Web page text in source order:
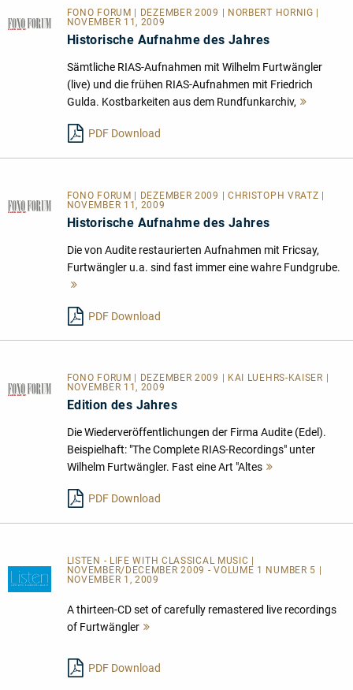
FONO FORUM | DEZEMBER 2009 | NORBERT HORNIG |
NOVEMBER 11, 2009
Historische Aufnahme des Jahres
Sämtliche RIAS-Aufnahmen mit Wilhelm Furtwängler
(live) und die frühen RIAS-Aufnahmen mit Friedrich
Gulda. Kostbarkeiten aus dem Rundfunkarchiv,
PDF Download
FONO FORUM | DEZEMBER 2009 | CHRISTOPH VRATZ |
NOVEMBER 11, 2009
Historische Aufnahme des Jahres
Die von Audite restaurierten Aufnahmen mit Fricsay,
Furtwängler u.a. sind fast immer eine wahre Fundgrube.
PDF Download
FONO FORUM | DEZEMBER 2009 | KAI LUEHRS-KAISER |
NOVEMBER 11, 2009
Edition des Jahres
Die Wiederveröffentlichungen der Firma Audite (Edel).
Beispielhaft: "The Complete RIAS-Recordings" unter
Wilhelm Furtwängler. Fast eine Art "Altes
PDF Download
LISTEN - LIFE WITH CLASSICAL MUSIC |
NOVEMBER/DECEMBER 2009 - VOLUME 1 NUMBER 5 |
NOVEMBER 1, 2009
A thirteen-CD set of carefully remastered live recordings
of Furtwängler
PDF Download